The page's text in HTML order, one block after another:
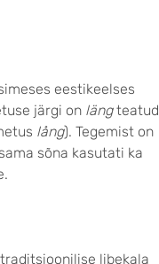
eestikeelses
järgi on längteatud
lång). Tegemist on
sõna kasutati ka
libekala